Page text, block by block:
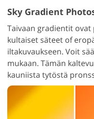
Sky Gradient
Taivaan gradientit
kultaiset säteet of
iltakuvaukseen. Voit
mukaan. Tämän
kauniista tytöstä